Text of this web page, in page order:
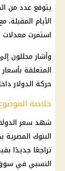
يتوقع عدد من
الأيام المقبلة،
استمرت
وأشار محللون
المتعلقة
حركة الدولار
خلاصة
البنوك المصرية
النسبي في سوق